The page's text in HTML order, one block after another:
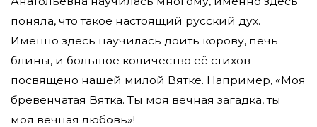
поняла, что такое настоящий русский дух.
Именно здесь научилась доить корову, печь
блины, и большое количество её стихов
посвящено нашей милой Вятке. Например, «Моя
бревенчатая Вятка. Ты моя вечная загадка, ты
моя вечная любовь»!